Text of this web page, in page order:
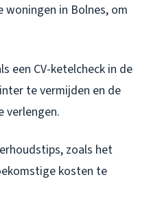
in Bolnes, om
een CV-ketelcheck in de
te vermijden en de
verlengen.
zoals het
kosten te